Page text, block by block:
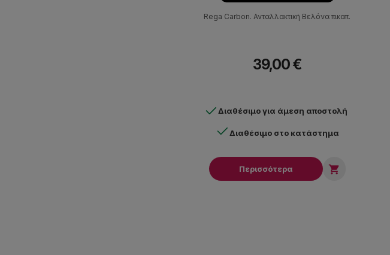
Rega Carbon. Ανταλλακτική Βελόνα πικαπ.
39,00 €
Διαθέσιμο για άμεση αποστολή
Διαθέσιμο στο κατάστημα
Περισσότερα 